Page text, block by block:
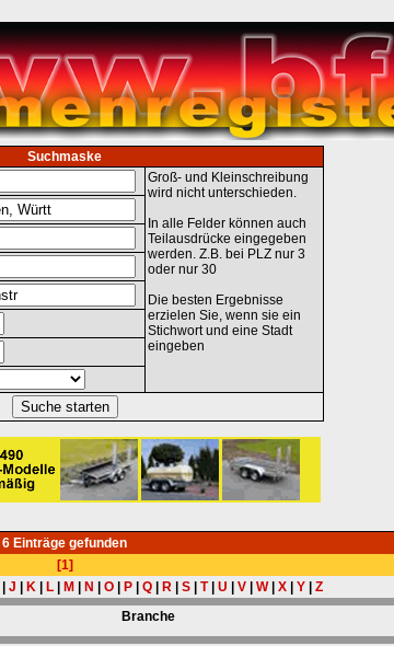
Suchmaske
Groß- und Kleinschreibung
wird nicht unterschieden.
In alle Felder können auch
Teilausdrücke eingegeben
werden. Z.B. bei PLZ nur 3
oder nur 30
Die besten Ergebnisse
erzielen Sie, wenn sie ein
Stichwort und eine Stadt
eingeben
6 Einträge gefunden
[1]
J K| L| M N O| P| Q| R| S| T| U V| W| X| Y| Z
Branche